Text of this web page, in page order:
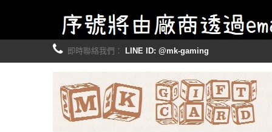
即時聯絡我們： LINE ID: @mk-gaming